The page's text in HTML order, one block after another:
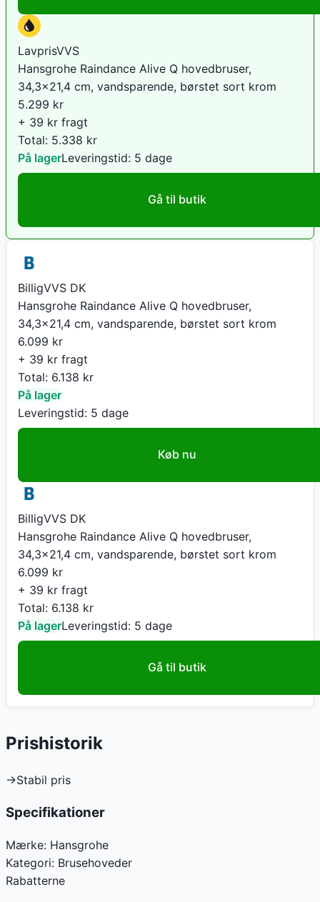
LavprisVVS
Hansgrohe Raindance Alive Q hovedbruser,
34,3x21,4 cm, vandsparende, børstet sort krom
5.299 kr
+ 39 kr fragt
Total: 5.338 kr
På lagerLeveringstid: 5 dage
Gå til butik
BilligVVS DK
Hansgrohe Raindance Alive Q hovedbruser,
34,3x21,4 cm, vandsparende, børstet sort krom
6.099 kr
+ 39 kr fragt
Total: 6.138 kr
På lager
Leveringstid: 5 dage
Køb nu
BilligVVS DK
Hansgrohe Raindance Alive Q hovedbruser,
34,3x21,4 cm, vandsparende, børstet sort krom
6.099 kr
+ 39 kr fragt
Total: 6.138 kr
På lagerLeveringstid: 5 dage
Gå til butik
Prishistorik
→Stabil pris
Specifikationer
Mærke: Hansgrohe
Kategori: Brusehoveder
Rabatterne